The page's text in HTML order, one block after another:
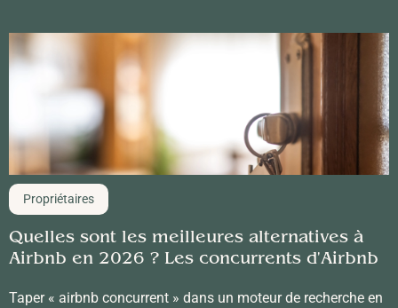
Propriétaires
Quelles sont les meilleures alternatives à
Airbnb en 2026 ? Les concurrents d'Airbnb
Taper « airbnb concurrent » dans un moteur de recherche en